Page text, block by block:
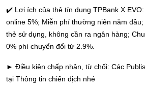
✔️ Lợi ích của thẻ tín dụng TPBank X
online 5%; Miễn phí thường niên năm
thẻ sử dụng, không cần ra ngân hàng;
0% phí chuyển đổi từ 2.9%.
► Điều kiện chấp nhận, từ chối: Các
tại Thông tin chiến dịch nhé